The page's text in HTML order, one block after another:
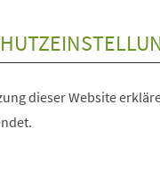
dieser Website